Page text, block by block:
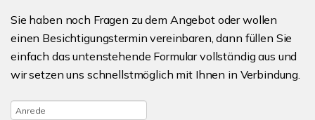
Sie haben noch Fragen zu dem Angebot oder wollen
einen Besichtigungstermin vereinbaren, dann füllen Sie
einfach das untenstehende Formular vollständig aus und
wir setzen uns schnellstmöglich mit Ihnen in Verbindung.